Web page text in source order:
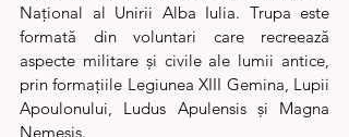
Național al Unirii Alba Iulia. Trupa este
formată din voluntari care recreează
aspecte militare și civile ale lumii antice,
prin formațiile Legiunea XIII Gemina, Lupii
Apoulonului, Ludus Apulensis și Magna
Nemesis.